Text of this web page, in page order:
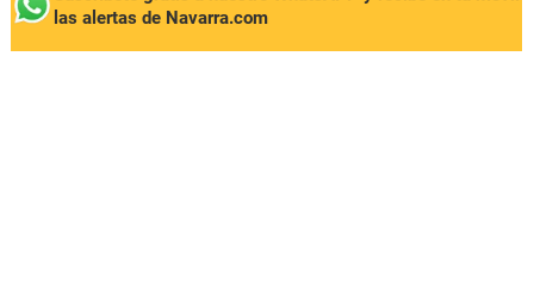
las alertas de Navarra.com